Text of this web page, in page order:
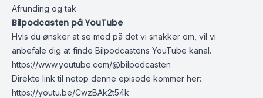
Afrunding og tak
Bilpodcasten på YouTube
Hvis du ønsker at se med på det vi snakker om, vil vi
anbefale dig at finde Bilpodcastens YouTube kanal.
https://www.youtube.com/@bilpodcasten
Direkte link til netop denne episode kommer her:
https://youtu.be/CwzBAk2t54k